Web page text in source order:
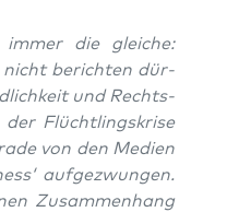
die glei­che:
nicht berich­ten dür­
und Rechts­
Flücht­lings­kri­se
von den Medi­en
auf­ge­zwun­gen.
Zusam­men­hang